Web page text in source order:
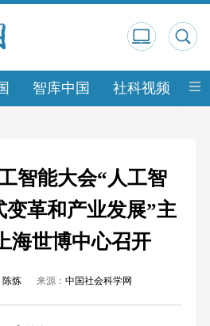
智库中国 社科视频 中
智能大会“人工智
变革和产业发展”主
海世博中心召开
陈炼 来源：中国社会科学网